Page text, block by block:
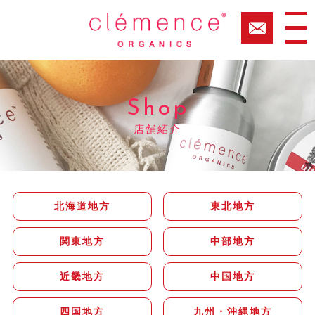
Shop
店舗紹介
北海道地方 東北地方
関東地方 中部地方
近畿地方 中国地方
四国地方 九州・沖縄地方